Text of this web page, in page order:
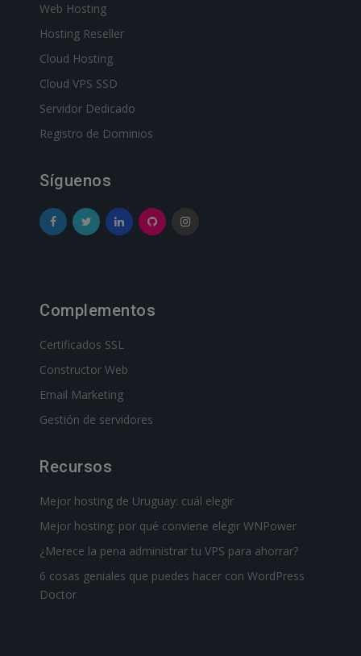
Web Hosting
Hosting Reseller
Cloud Hosting
Cloud VPS SSD
Servidor Dedicado
Registro de Dominios
Síguenos
Complementos
Certificados SSL
Constructor Web
Email Marketing
Gestión de servidores
Recursos
Mejor hosting de Uruguay: cuál elegir
Mejor hosting: por qué conviene elegir WNPower
¿Merece la pena administrar tu VPS para ahorrar?
6 cosas geniales que puedes hacer con WordPress
Doctor